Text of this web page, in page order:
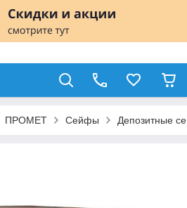
ПРОМЕТ Сейфы Депозитные